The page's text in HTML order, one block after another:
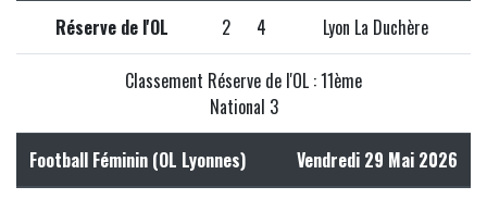
Réserve de l'OL 2 4 Lyon La Duchère
Classement Réserve de l'OL : 11ème
National 3
Football Féminin (OL Lyonnes) Vendredi 29 Mai 2026